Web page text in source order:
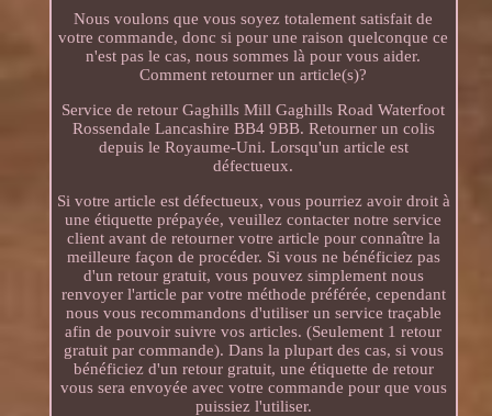
Nous voulons que vous soyez totalement satisfait de
votre commande, donc si pour une raison quelconque ce
n'est pas le cas, nous sommes là pour vous aider.
Comment retourner un article(s)?
Service de retour Gaghills Mill Gaghills Road Waterfoot
Rossendale Lancashire BB4 9BB. Retourner un colis
depuis le Royaume-Uni. Lorsqu'un article est
défectueux.
Si votre article est défectueux, vous pourriez avoir droit à
une étiquette prépayée, veuillez contacter notre service
client avant de retourner votre article pour connaître la
meilleure façon de procéder. Si vous ne bénéficiez pas
d'un retour gratuit, vous pouvez simplement nous
renvoyer l'article par votre méthode préférée, cependant
nous vous recommandons d'utiliser un service traçable
afin de pouvoir suivre vos articles. (Seulement 1 retour
gratuit par commande). Dans la plupart des cas, si vous
bénéficiez d'un retour gratuit, une étiquette de retour
vous sera envoyée avec votre commande pour que vous
puissiez l'utiliser.